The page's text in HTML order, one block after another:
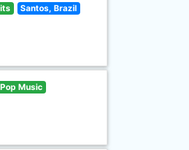
Santos, Brazil
Music